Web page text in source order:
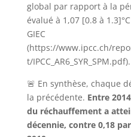
global par rapport à la
évalué à 1,07 [0.8 à
GIEC
(https://www.ipcc.ch/
t/IPCC_AR6_SYR_SPM.pdf).
🚨 En synthèse, chaque
la précédente. Entre
du réchauffement a
décennie, contre 0,18